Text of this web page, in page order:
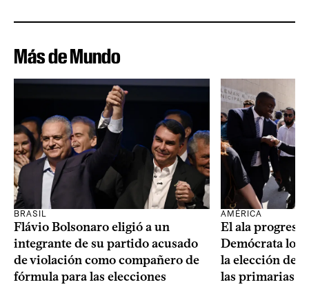
Más de Mundo
BRASIL
Flávio Bolsonaro eligió a un
integrante de su partido acusado
de violación como compañero de
fórmula para las elecciones
AMÉRICA
El ala
Demócrata
la elección de
las primarias